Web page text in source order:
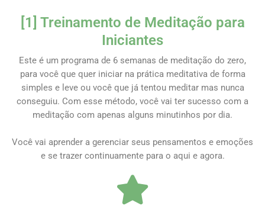
[1] Treinamento de Meditação para
Iniciantes
Este é um programa de 6 semanas de meditação do zero,
para você que quer iniciar na prática meditativa de forma
simples e leve ou você que já tentou meditar mas nunca
conseguiu. Com esse método, você vai ter sucesso com a
meditação com apenas alguns minutinhos por dia.
Você vai aprender a gerenciar seus pensamentos e emoções
e se trazer continuamente para o aqui e agora.